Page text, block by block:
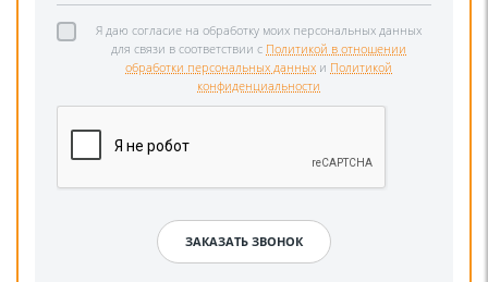
Я даю согласие на обработку моих персональных данных
для связи в соответствии с Политикой в отношении
обработки персональных данных и Политикой
конфиденциальности